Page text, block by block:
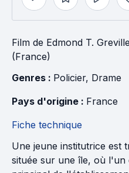
Film de Edmond T. Greville
(France)
Genres : Policier, Drame
Pays d'origine : France
Fiche technique
Une jeune institutrice est
située sur une île, où l'un